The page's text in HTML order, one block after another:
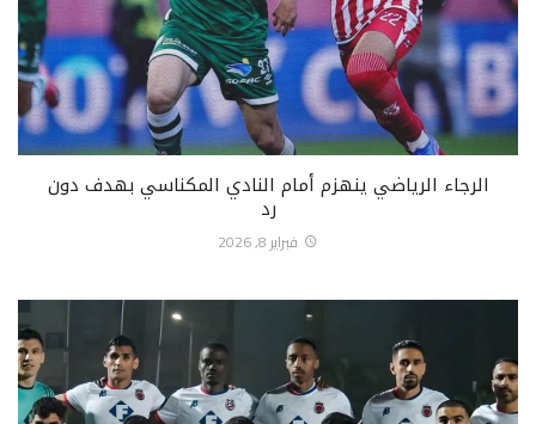
الرجاء الرياضي ينهزم أمام النادي المكناسي بهدف دون
رد
فبراير 8, 2026